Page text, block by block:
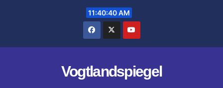
11:40:40 AM
Vogtlandspiegel